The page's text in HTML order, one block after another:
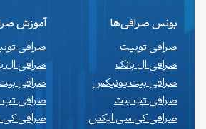
بونس صرافی‌ها
صرافی توبیت
صرافی ال بانک
صرافی بیت یونیکس
صرافی تپ بیت
صرافی کی سی ایکس
آموزش
صرافی
صرافی ال
صرافی
صرافی
صرافی